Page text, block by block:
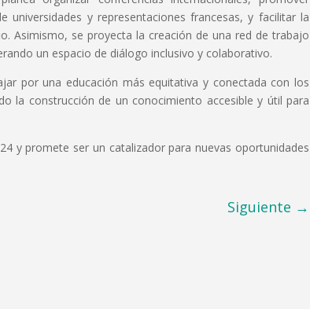
universidades y representaciones francesas, y facilitar la
Asimismo, se proyecta la creación de una red de trabajo
un espacio de diálogo inclusivo y colaborativo.
por una educación más equitativa y conectada con los
la construcción de un conocimiento accesible y útil para
y promete ser un catalizador para nuevas oportunidades
Siguiente →